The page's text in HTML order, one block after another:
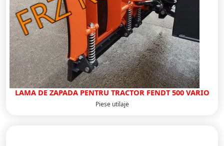
LAMA DE ZAPADA PENTRU TRACTOR FENDT 500 VARIO
Piese utilaje